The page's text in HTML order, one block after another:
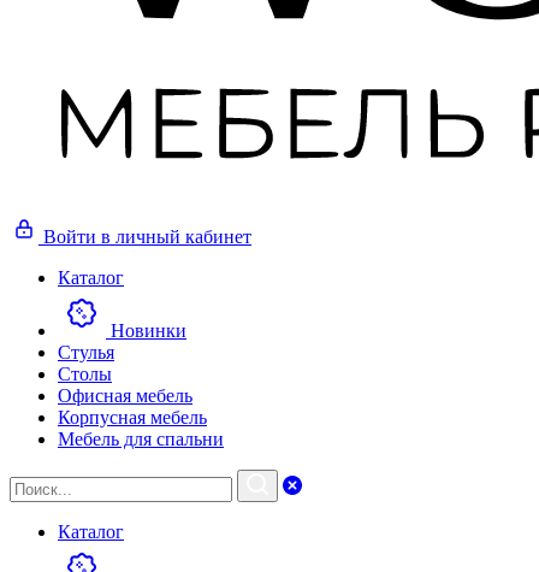
Войти в личный кабинет
Каталог
Новинки
Стулья
Столы
Офисная мебель
Корпусная мебель
Мебель для спальни
Каталог